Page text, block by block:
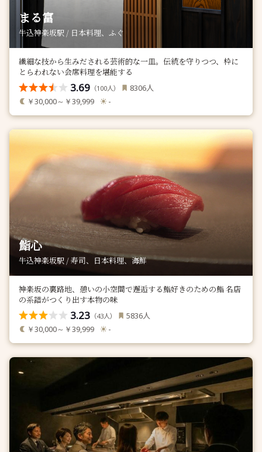
まる富
牛込神楽坂駅 / 日本料理、ふぐ
繊細な技から生みだされる芸術的な一皿。伝統を守りつつ、枠に
とらわれない会席料理を堪能する
3.69 （100人） 8306人
￥30,000～￥39,999 -
鮨心
牛込神楽坂駅 / 寿司、日本料理、海鮮
神楽坂の裏路地、憩いの小空間で邂逅する鮨好きのための鮨 名店
の系譜がつくり出す本物の味
3.23 （43人） 5836人
￥30,000～￥39,999 -